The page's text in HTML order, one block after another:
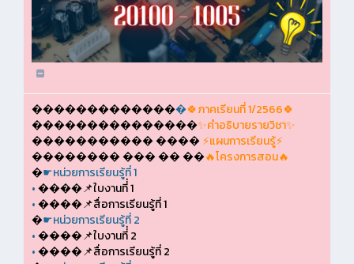
��������������🍀ภาคเรียนที่ 1/2566🍀
���������������✨คำอธิบายรายวิชา✨
����������� ����⚡แผนการเรียนรู้⚡
�������� ��� �� ��🔥โครงการสอน🔥
�☛หน่วยการเรียนรู้ที่ 1
•����📌ใบงานที่่ 1
•����📌สื่อการเรียนรู้ที่ 1
�☛หน่วยการเรียนรู้ที่ 2
•����📌ใบงานที่่ 2
•����📌สื่อการเรียนรู้ที่ 2